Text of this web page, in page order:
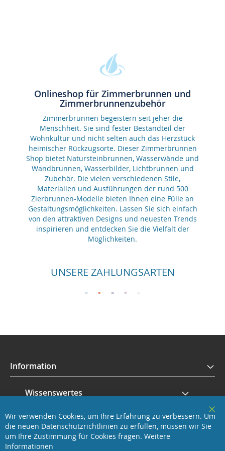
Onlineshop für Zimmerbrunnen und
Zimmerbrunnenzubehör
Zimmerbrunnen begeistern seit jeher die
Menschheit. Sie sind fester Bestandteil der
Wohnkultur und nicht selten auch das Herzstück
heimischer Rückzugsorte. Dieser Zimmerbrunnen
Shop bietet Natursteinbrunnen, Wasserwände und
Wandbrunnen, Wasserbilder, Lichtbrunnen und
Zubehör. Die vielen verschiedenen Stile,
Materialien und Ausführungen der rund 500
Zierbrunnen-Modelle bieten Ihnen eine Fülle an
Gestaltungsmöglichkeiten. Lassen Sie sich einfach
von den attraktiven Designs und neuesten Trends
inspirieren und entdecken Sie die Vielfalt der
Möglichkeiten.
UNSERE ZAHLUNGSARTEN
Information
Wissenswertes
Service
Revisage GmbH
Wir verwenden Cookies, um Ihre Erfahrung zu verbessern. Um
die neuen Datenschutzrichtlinien zu erfüllen, müssen wir Sie
um Ihre Zustimmung für Cookies fragen. Weitere
Informationen